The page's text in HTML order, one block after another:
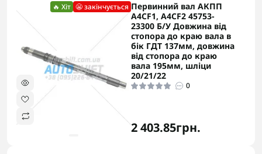
🔥 Хіт 😬 закінчується Первинний вал АКПП
A4CF1, A4CF2 45753-
23300 Б/У Довжина від
стопора до краю вала в
бік ГДТ 137мм, довжина
від стопора до краю
вала 195мм, шліци
20/21/22
0
2 403.85грн.